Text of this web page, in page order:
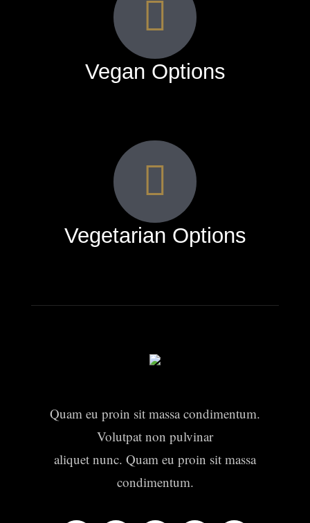
Vegan Options
Vegetarian Options
Quam eu proin sit massa condimentum.
Volutpat non pulvinar
aliquet nunc. Quam eu proin sit massa
condimentum.